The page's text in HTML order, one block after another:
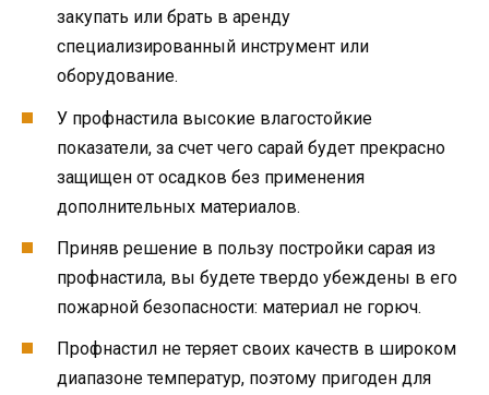
закупать или брать в аренду
специализированный инструмент или
оборудование.
У профнастила высокие влагостойкие
показатели, за счет чего сарай будет прекрасно
защищен от осадков без применения
дополнительных материалов.
Приняв решение в пользу постройки сарая из
профнастила, вы будете твердо убеждены в его
пожарной безопасности: материал не горюч.
Профнастил не теряет своих качеств в широком
диапазоне температур, поэтому пригоден для